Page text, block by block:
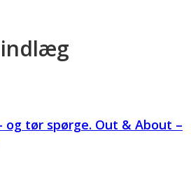
tør spørge. Out & About –